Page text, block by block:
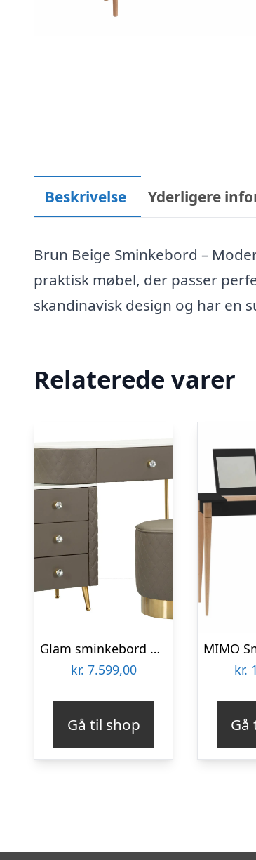
Beskrivelse Yderligere
Brun Beige Sminkebord –
praktisk møbel, der passer
skandinavisk design og har en
Relaterede varer
Glam sminkebord med skammel, guldfarvede kanter, 120x40x75, 36×39 cm
kr. 7.599,00
Gå til shop
kr.
Gå